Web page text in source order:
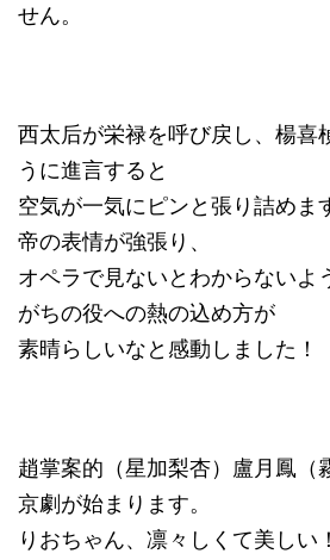
せん。
西太后が栄禄を呼び戻し、楊喜
うに進言すると
空気が一気にピンと張り詰めま
帝の表情が強張り、
オペラで見ないとわからないよ
がちの役への熱の込め方が
素晴らしいなと感動しました！
趙掌案的（星加梨杏）盧月鳳（
京劇が始まります。
りおちゃん、凛々しくて美しい